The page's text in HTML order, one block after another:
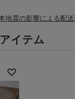
地震の影響による配
イテム